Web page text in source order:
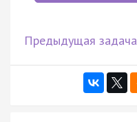
Предыдущая задача